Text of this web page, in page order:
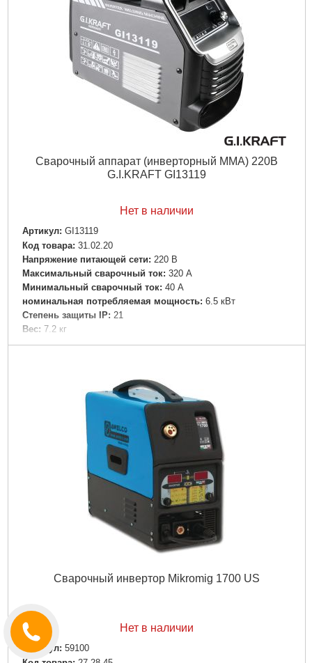
Сварочный аппарат (инверторный MMA) 220В
G.I.KRAFT GI13119
Нет в наличии
Артикул: GI13119
Код товара: 31.02.20
Напряжение питающей сети: 220 В
Максимальный сварочный ток: 320 А
Минимальный сварочный ток: 40 А
номинальная потребляемая мощность: 6.5 кВт
Степень защиты IP: 21
Вес: 7.2 кг
Гарантийный срок: 12 мес
Подробнее...
Сварочный инвертор Mikromig 1700 US
Нет в наличии
Артикул: 59100